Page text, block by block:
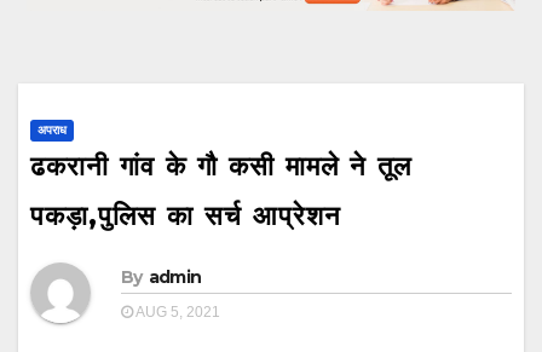
अपराध
ढकरानी गांव के गौ कसी मामले ने तूल
पकड़ा,पुलिस का सर्च आप्रेशन
By admin
AUG 5, 2021